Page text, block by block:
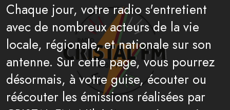
Chaque jour, votre radio s'entretient
avec de nombreux acteurs de la vie
locale, régionale, et nationale sur son
antenne. Sur cette page, vous pourrez
désormais, à votre guise, écouter ou
réécouter les émissions réalisées par